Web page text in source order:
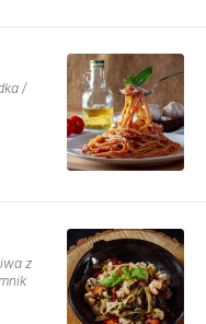
/
z